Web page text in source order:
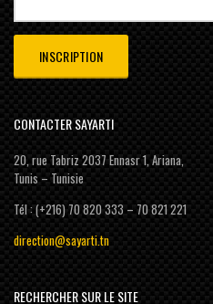
CONTACTER SAYARTI
20, rue Tabriz 2037 Ennasr 1, Ariana,
Tunis – Tunisie
Tél : (+216) 70 820 333 – 70 821 221
direction@sayarti.tn
RECHERCHER SUR LE SITE